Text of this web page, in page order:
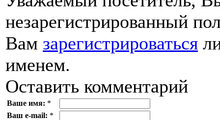
незарегистрированный
Вам зарегистрироваться
именем.
Оставить комментарий
Ваше имя: *
Ваш e-mail: *